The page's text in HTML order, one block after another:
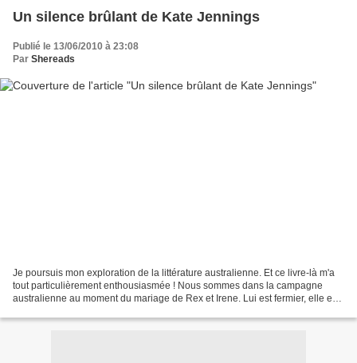
Un silence brûlant de Kate Jennings
Publié le 13/06/2010 à 23:08
Par Shereads
Je poursuis mon exploration de la littérature australienne. Et ce livre-là m'a
tout particulièrement enthousiasmée ! Nous sommes dans la campagne
australienne au moment du mariage de Rex et Irene. Lui est fermier, elle est